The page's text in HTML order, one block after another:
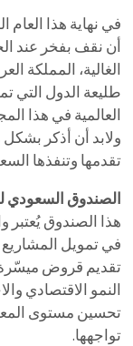
في نهاية هذا العام
أن نقف بفخر عند
الغالية، المملكة
طليعة الدول التي
العالمية في هذا
ولابد أن أذكر
تقدمها وتنفذها
الصندوق السعودي
هذا الصندوق يُعتبر
في تمويل
تقديم قروض ميسّرة
النمو الاقتصادي
تحسين مستوى
تواجهها.